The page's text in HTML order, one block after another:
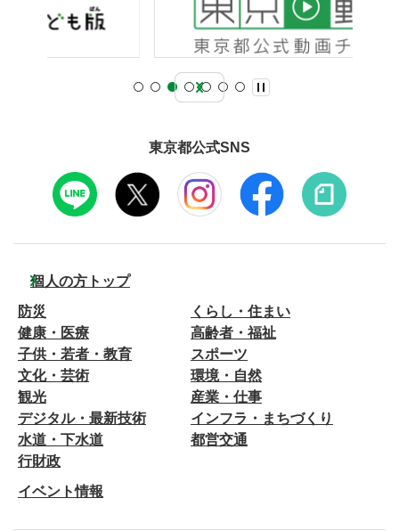
東京都公式SNS
個人の方トップ
防災
くらし・住まい
健康・医療
高齢者・福祉
子供・若者・教育
スポーツ
文化・芸術
環境・自然
観光
産業・仕事
デジタル・最新技術
インフラ・まちづくり
水道・下水道
都営交通
行財政
イベント情報